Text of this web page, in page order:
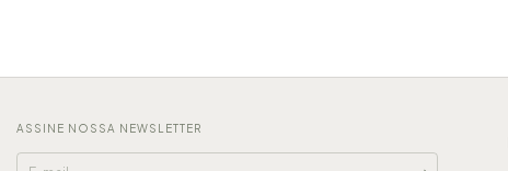
ASSINE NOSSA NEWSLETTER